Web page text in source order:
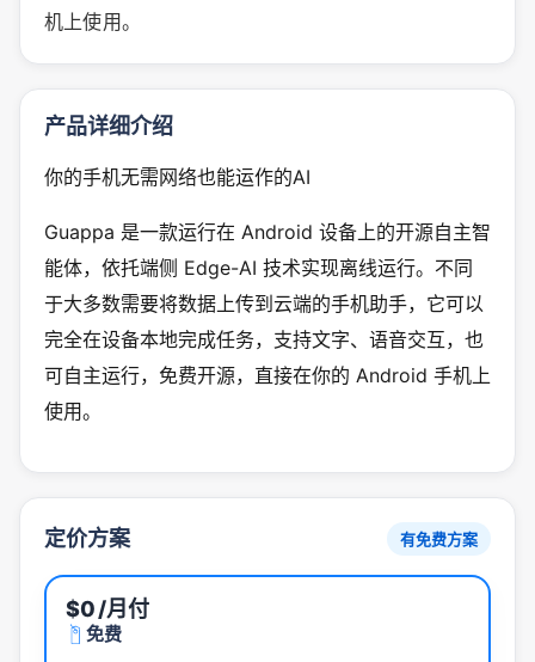
机上使用。
产品详细介绍
你的手机无需网络也能运作的AI
Guappa 是一款运行在 Android 设备上的开源自主智
能体，依托端侧 Edge-AI 技术实现离线运行。不同
于大多数需要将数据上传到云端的手机助手，它可以
完全在设备本地完成任务，支持文字、语音交互，也
可自主运行，免费开源，直接在你的 Android 手机上
使用。
定价方案 有免费方案
$0/月付
免费